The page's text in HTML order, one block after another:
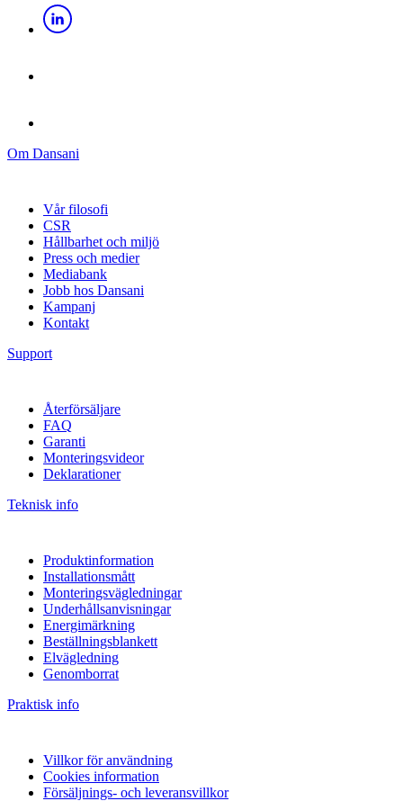
Om Dansani
Vår filosofi
CSR
Hållbarhet och miljö
Press och medier
Mediabank
Jobb hos Dansani
Kampanj
Kontakt
Support
Återförsäljare
FAQ
Garanti
Monteringsvideor
Deklarationer
Teknisk info
Produktinformation
Installationsmått
Monteringsvägledningar
Underhållsanvisningar
Energimärkning
Beställningsblankett
Elvägledning
Genomborrat
Praktisk info
Villkor för användning
Cookies information
Försäljnings- och leveransvillkor